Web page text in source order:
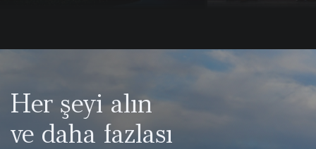
Her şeyi alın
ve daha fazlası